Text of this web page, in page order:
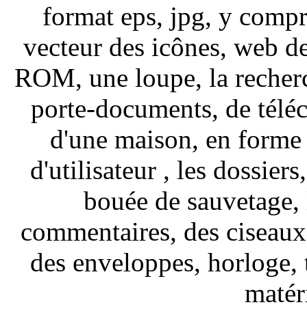
format eps, jpg, y
vecteur des icônes, web
ROM, une loupe, la
porte-documents, de
d'une maison, en
d'utilisateur , les
bouée de
commentaires, des
des enveloppes, horloge,